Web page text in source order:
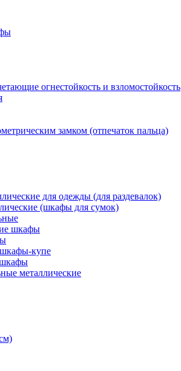
огнестойкость и взломостойкость
замком (отпечаток пальца)
для одежды (для раздевалок)
(шкафы для сумок)
шкафы
купе
шкафы
металлические